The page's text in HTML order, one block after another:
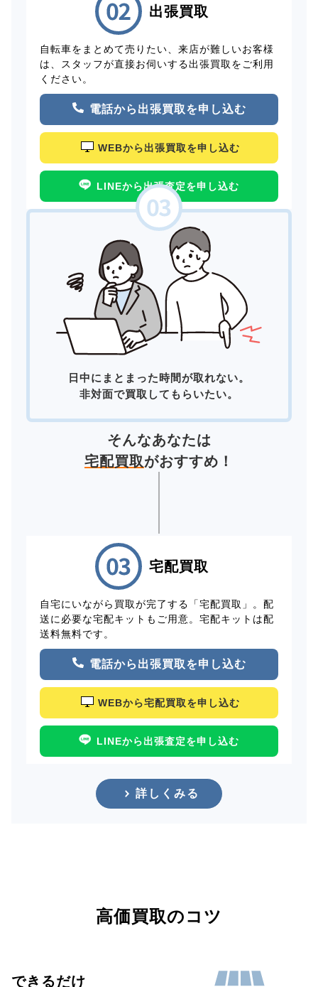
出張買取
自転車をまとめて売りたい、来店が難しいお客様
は、スタッフが直接お伺いする出張買取をご利用
ください。
電話から出張買取を申し込む
WEBから出張買取を申し込む
LINEから出張査定を申し込む
日中にまとまった時間が取れない。
非対面で買取してもらいたい。
そんなあなたは
宅配買取がおすすめ！
宅配買取
自宅にいながら買取が完了する「宅配買取」。配
送に必要な宅配キットもご用意。宅配キットは配
送料無料です。
電話から出張買取を申し込む
WEBから宅配買取を申し込む
LINEから出張査定を申し込む
詳しくみる
高価買取のコツ
できるだけ